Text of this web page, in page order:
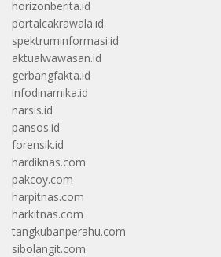
horizonberita.id
portalcakrawala.id
spektruminformasi.id
aktualwawasan.id
gerbangfakta.id
infodinamika.id
narsis.id
pansos.id
forensik.id
hardiknas.com
pakcoy.com
harpitnas.com
harkitnas.com
tangkubanperahu.com
sibolangit.com